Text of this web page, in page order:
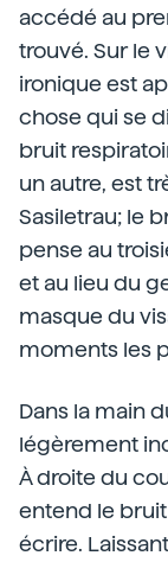
accédé au
trouvé. Sur le
ironique est
chose qui se
bruit
un autre, est
Sasiletrau; le
pense au
et au lieu du
masque du
moments les
Dans la main
légèrement
À droite du
entend le
écrire.